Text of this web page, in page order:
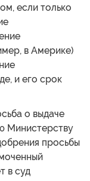
если только
в Америке)
и его срок
о выдаче
Министерству
просьбы
в суд